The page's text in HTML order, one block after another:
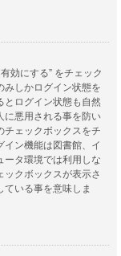
効にする” をチェック
みしかログイン状態を
とログイン状態も自然
に悪用される事を防い
チェックボックスをチ
イン機能は図書館、イ
ータ環境では利用しな
ックボックスが表示さ
いる事を意味しま